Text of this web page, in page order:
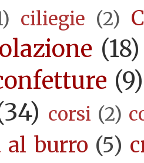
ciliegie (2)
(18)
(9)
corsi (2)
al burro (5)